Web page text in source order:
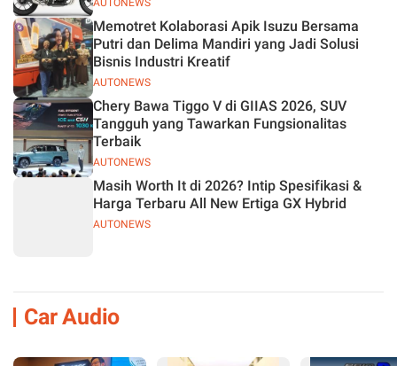
AUTONEWS
AUTONEWS
Memotret Kolaborasi Apik Isuzu Bersama
Putri dan Delima Mandiri yang Jadi Solusi
Bisnis Industri Kreatif
AUTONEWS
Chery Bawa Tiggo V di GIIAS 2026, SUV
Tangguh yang Tawarkan Fungsionalitas
Terbaik
AUTONEWS
Masih Worth It di 2026? Intip Spesifikasi &
Harga Terbaru All New Ertiga GX Hybrid
Car Audio